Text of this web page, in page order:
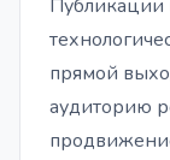
Публикации
прямой
аудиторию